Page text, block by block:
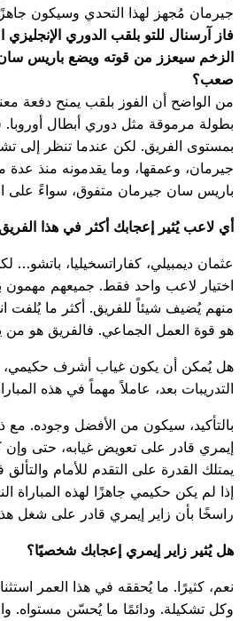
جيرمان مُجهز لهذا التحدي وسيكون
فاز آرسنال للتو بلقب الدوري الإنجليزي
الزخم سيعزز من قوته ويضع باريس
صعب؟
من الواضح أن الفوز بلقب يمنح دفعة
بطولة مرموقة مثل دوري أبطال أوروبا.
بمستوى الفريق. لكن عندما تنظر إلى
جيرمان، وعمقها، وما يقدمونه منذ عدة
باريس سان جيرمان متفوق، سواءً على
أي لاعب يُثير إعجابك أكثر في هذا
عثمان ديمبيلي، كفاراتسخيليا، باتشو…
اختيار لاعب واحد فقط. جميعهم مهمون
منهم يُضيف شيئاً للفريق. أكثر ما يُلفت
هو قوة العمل الجماعي. فالفريق هو من
هل يُمكن أن يكون غياب أشرف حكيمي،
التدريبات بعد، عاملاً مهماً في هذه
بالتأكيد، سيكون من الأفضل وجوده. مع
إيمري قادر على تعويض غيابه، حتى وإن
يمتلك القدرة على التقدم للأمام
إذا لم يكن حكيمي جاهزًا لهذه المباراة
راسخًا بأن زاير إيمري قادر على شغل
هل يُثير زاير إيمري إعجابك شخصيًا؟
نعم، كثيرًا. ما يُحققه في هذا العمر
وكل تشكيلة. ودائمًا ما يُحسّن مستواه.